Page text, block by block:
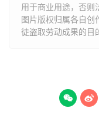
用于商业用途，否则
图片版权归属各自创
徒盗取劳动成果的目
 